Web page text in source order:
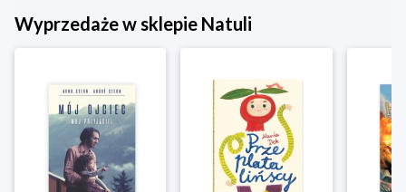
Wyprzedaże w sklepie Natuli